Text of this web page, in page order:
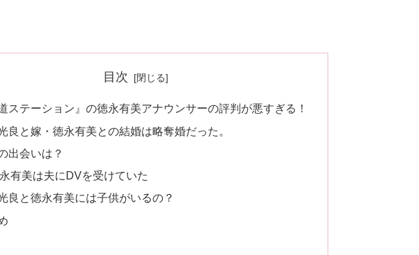
目次
道ステーション』の徳永有美アナウンサーの評判が悪すぎる！
良と嫁・徳永有美との結婚は略奪婚だった。
出会いは？
有美は夫にDVを受けていた
良と徳永有美には子供がいるの？